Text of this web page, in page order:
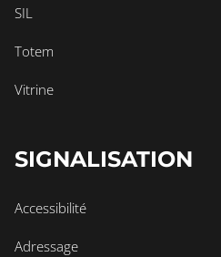
SIL
Totem
Vitrine
SIGNALISATION
Accessibilité
Adressage